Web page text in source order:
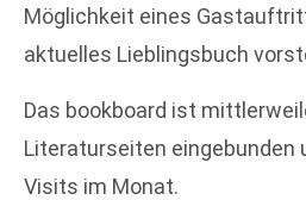
Möglichkeit eines
aktuelles Lieblingsbuch
Das bookboard ist
Literaturseiten eingebunden
Visits im Monat.